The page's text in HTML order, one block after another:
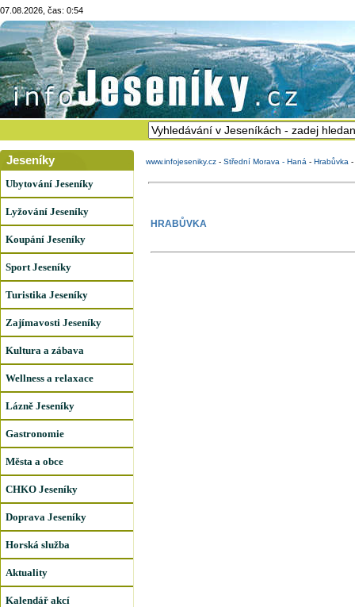
07.08.2026, čas: 0:54
Jeseníky
Ubytování Jeseníky
Lyžování Jeseníky
Koupání Jeseníky
Sport Jeseníky
Turistika Jeseníky
Zajímavosti Jeseníky
Kultura a zábava
Wellness a relaxace
Lázně Jeseníky
Gastronomie
Města a obce
CHKO Jeseníky
Doprava Jeseníky
Horská služba
Aktuality
Kalendář akcí
www.infojeseniky.cz - Střední Morava - Haná - Hrabůvka -
HRABŮVKA